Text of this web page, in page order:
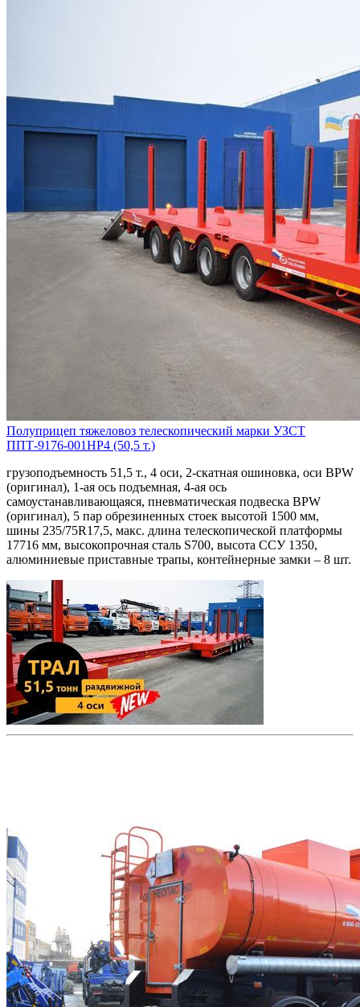
Полуприцеп тяжеловоз телескопический марки УЗСТ
ППТ-9176-001НР4 (50,5 т.)
грузоподъемность 51,5 т., 4 оси, 2-скатная ошиновка, оси BPW
(оригинал), 1-ая ось подъемная, 4-ая ось
самоустанавливающаяся, пневматическая подвеска BPW
(оригинал), 5 пар обрезиненных стоек высотой 1500 мм,
шины 235/75R17,5, макс. длина телескопической платформы
17716 мм, высокопрочная сталь S700, высота ССУ 1350,
алюминиевые приставные трапы, контейнерные замки – 8 шт.